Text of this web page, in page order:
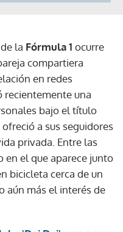
la Fórmula 1 ocurre
compartiera
en redes
recientemente una
bajo el título
a sus seguidores
privada. Entre las
en el que aparece junto
bicicleta cerca de un
aún más el interés de